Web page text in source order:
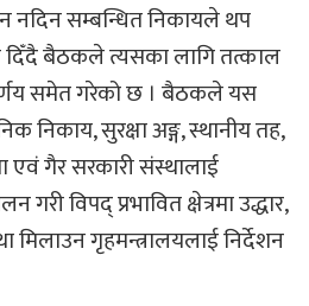
हुन नदिन सम्बन्धित निकायले थप
दिँदै बैठकले त्यसका लागि तत्काल
समेत गरेको छ । बैठकले यस
निकाय, सुरक्षा अङ्ग, स्थानीय तह,
एवं गैर सरकारी संस्थालाई
विपद् प्रभावित क्षेत्रमा उद्धार,
मिलाउन गृहमन्त्रालयलाई निर्देशन